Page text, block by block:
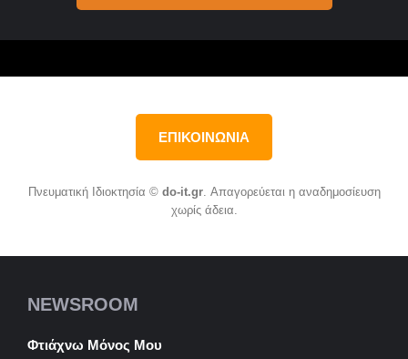
ΕΠΙΚΟΙΝΩΝΙΑ
Πνευματική Ιδιοκτησία © do-it.gr. Απαγορεύεται η αναδημοσίευση
χωρίς άδεια.
NEWSROOM
Φτιάχνω Μόνος Μου